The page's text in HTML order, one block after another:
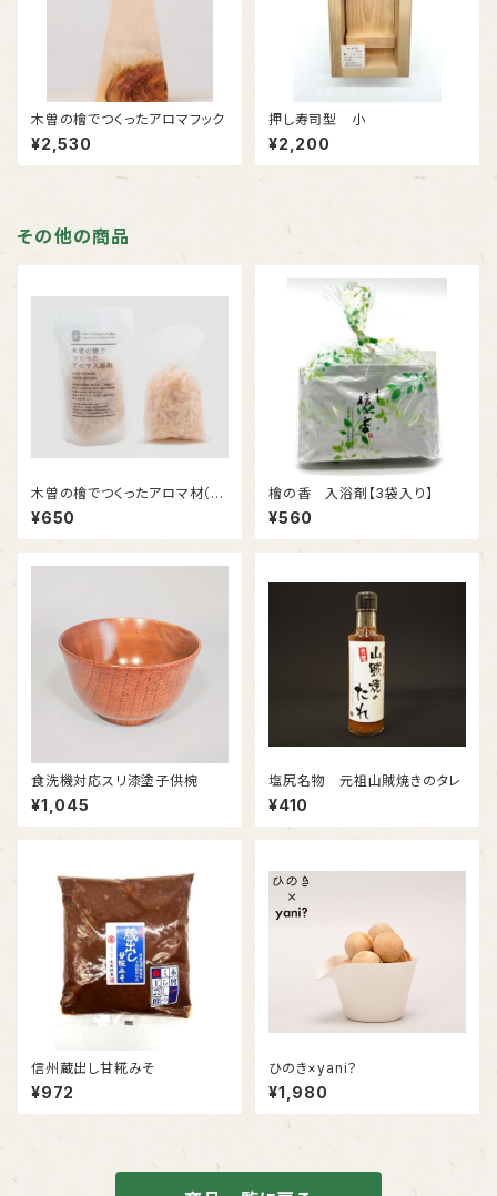
木曽の檜でつくったアロマフック
¥2,530
押し寿司型 小
¥2,200
その他の商品
木曽の檜でつくったアロマ材（入
浴剤）
¥650
檜の香 入浴剤【3袋入り】
¥560
食洗機対応スリ漆塗子供椀
¥1,045
塩尻名物 元祖山賊焼きのタレ
¥410
信州蔵出し甘糀みそ
¥972
ひのき×yani？
¥1,980